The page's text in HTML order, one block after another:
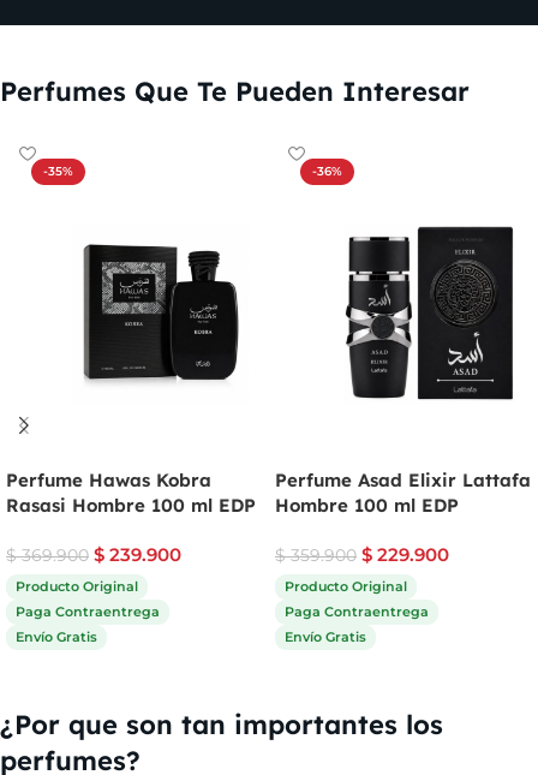
Perfumes Que Te Pueden Interesar
-35%
Perfume Hawas Kobra
Rasasi Hombre 100 ml EDP
$369.900 $ 239.900
Producto Original
Paga Contraentrega
Envío Gratis
-36%
Perfume Asad Elixir Lattafa
Hombre 100 ml EDP
$359.900 $ 229.900
Producto Original
Paga Contraentrega
Envío Gratis
¿Por que son tan importantes los
perfumes?